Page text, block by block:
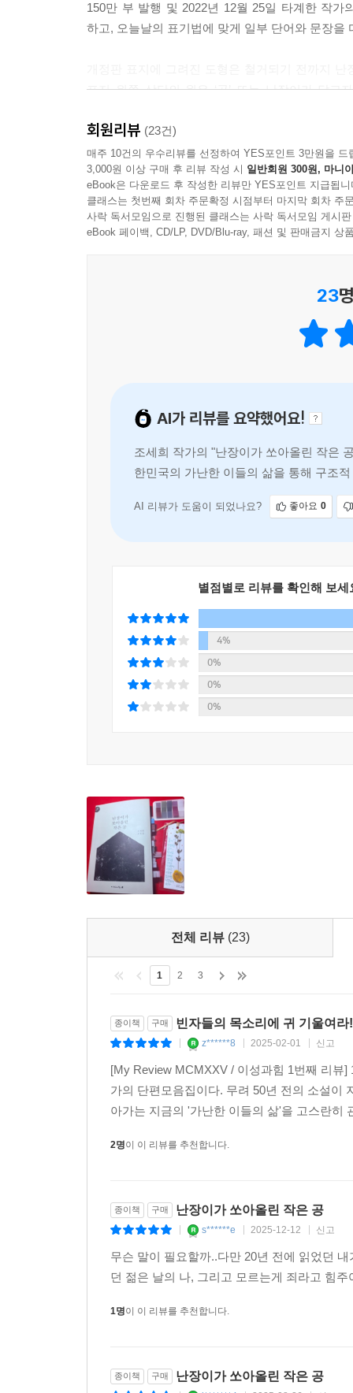
아아아아아아아 하는 울음이 느리게 나의 목을 타
“아버지를 난장이라고 부르는 악당은 죽여 버려.”
“그래. 죽여 버릴게.”
“꼭 죽여.”
“그래. 꼭.”
“꼭.”
--- p.161, 「난장이가 쏘아올린 작은 공」중에서
보며 울었다. 난장이 아버지가 무기물로 없어져
의 양까지 작았을 리는 없다. 아버지는 몸보다 컸
--- p.245, 「잘못은 신에게도 있다」중에서
--- p.246, 「잘못은 신에게도 있다」중에서
그들은 낙원을 이루어 간다는 착각을 가졌다. 설
--- p.255, 「잘못은 신에게도 있다」중에서
150만 부 발행 및 2022년 12월 25일 타계한 작
하고, 오늘날의 표기법에 맞게 일부 단어와 문장을
표지 왼쪽 상단의 원은 ‘공’ 또는 난장이가 닿고
작품과 함께 실린 세 편의 글은 시대의 흐름에 따
(1978년)과 우찬제의 해설(1997년)에 더해, 이번
언론과 거리를 두며 작품 활동을 하지 않던 오랜
『난쏘공』을 읽고 있을 독자들에게 의미 있는 글
인간의 기본권이 말살된 ‘칼’의 시간에 작은 ‘펜
「작가의 말」에도 쓰여 있듯이, 집필 당시에는
그러나 『난쏘공』이 살아 있는 시간이 길어지
이렇게 말했다. “계엄령과 긴급조치의 시대였던
절박함 때문이었다. 한 작품이 100쇄를 돌파
그 후로 30년 가까이 세월이 흘렀지만 아직도 그
『난쏘공』이 300쇄를 찍고 100만 부가 팔리
굴뚝에서 달을 따려고 발을 내딛다 떨어져 죽었
됐다. 영희의 딸과 아들은 엄마의 시대엔 없던 비
싼 임금으로 기계를 돌릴 방법만 생각”(「잘못은
『난쏘공』의 주요 기록
1978년 6월 문학과지성사 초판 발행
1996년 100쇄
2000년 7월 이성과 힘 초판 발행
2005년 200쇄
회원리뷰 (23건)
매주 10건의 우수리뷰를 선정하여 YES포인트 3만원을 드
3,000원 이상 구매 후 리뷰 작성 시 일반회원 300원, 마니
eBook은 다운로드 후 작성한 리뷰만 YES포인트 지급됩니
클래스는 첫번째 회차 주문확정 시점부터 마지막 회차 주
사락 독서모임으로 진행된 클래스는 사락 독서모임 게시
eBook 페이백, CD/LP, DVD/Blu-ray, 패션 및 판매금지 상
23
AI가 리뷰를 요약했어요!
조세희 작가의 "난장이가 쏘아올린 작은
한민국의 가난한 이들의 삶을 통해 구조
별점별로 리뷰를 확인해 보세
4%
0%
0%
전체 리뷰(23)
종이책 구매 빈자들의 목소리에 귀 기울여라!
| z******8 | 2025-02-01 | 신고
[My Review MCMXXV / 이성과힘 1번째 리뷰
가의 단편모음집이다. 무려 50년 전의 소설이
종이책 구매 난장이가 쏘아올린 작은 공
| s******e 2025-12-12 | 신고
무슨 말이 필요할까..다만 20년 전에 읽었던